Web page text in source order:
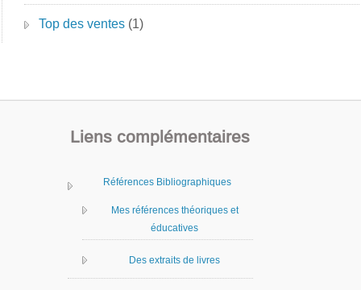
Top des ventes (1)
Liens complémentaires
Références Bibliographiques
Mes références théoriques et
éducatives
Des extraits de livres